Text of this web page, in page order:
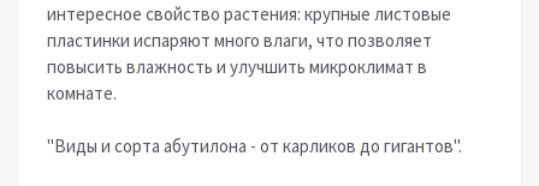
интересное свойство растения: крупные листовые
пластинки испаряют много влаги, что позволяет
повысить влажность и улучшить микроклимат в
комнате.
"Виды и сорта абутилона - от карликов до гигантов".